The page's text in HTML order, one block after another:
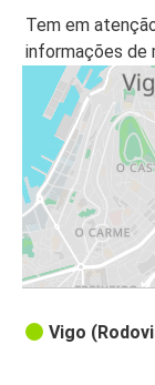
Tem em
informações de
Vigo